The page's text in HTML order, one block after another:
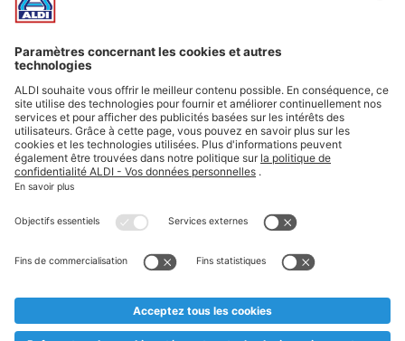
Infos essentielles
Suivez ALDI Belgique
Textes marqués d'un astérisque et mentions légales
* Nous vendons ces articles temporairement et jusqu'à
au cas où, malgré le planning bien étudié, nous serions
prématurément en rupture de stock. Prix Recupel et TVA incl.
** Sur ce site, l’utilisation de la forme masculine a été adoptée